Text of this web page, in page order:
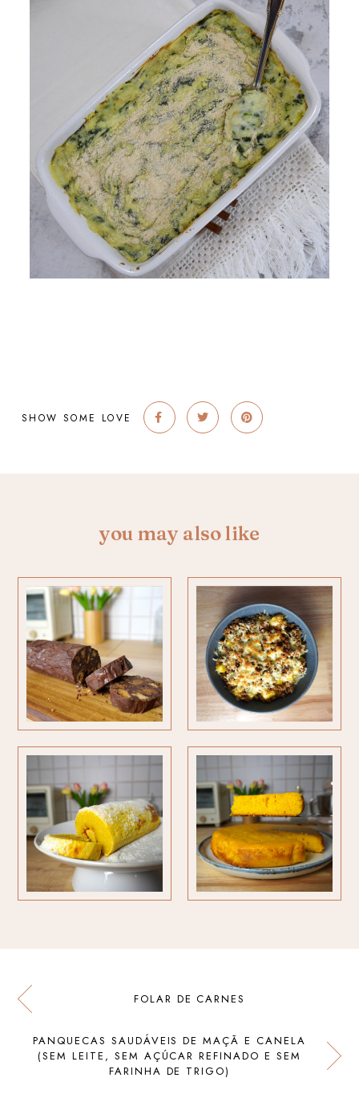
SHOW SOME LOVE
you may also like
FOLAR DE CARNES
PANQUECAS SAUDÁVEIS DE MAÇÃ E CANELA
(SEM LEITE, SEM AÇÚCAR REFINADO E SEM
FARINHA DE TRIGO)